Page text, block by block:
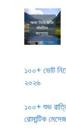
১০০+ ভোট
২০২৬
১০০+ শুভ
রোমান্টিক